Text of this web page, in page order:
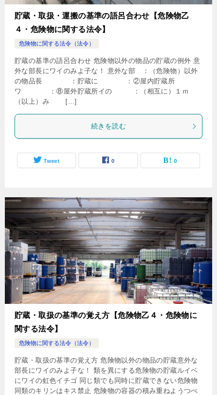
貯蔵・取扱・運搬の基準の語呂合わせ【危険物乙
４・危険物に関する法令】
危険物に関する法令（法令）
貯蔵の基準の語呂合わせ 危険物以外の物品の貯蔵の例外 意
外な部長にワイのみよ子な！ 意外な部 ：（危険物）以外
の物品長 ：貯蔵に ：②屋内貯蔵所
ワ ：⑧屋外貯蔵所イの ：（相互に）１ｍ
（以上）み […]
続きを読む
Tweet 0 0
貯蔵・取扱の基準の覚え方【危険物乙４・危険物に
関する法令】
危険物に関する法令（法令）
貯蔵・取扱の基準の覚え方 危険物以外の物品の貯蔵意外な
部長にワイのみよ子な！ 類を異にする危険物の貯蔵ルイベ
にワイの虹色イチゴ 同じ類でも同時に貯蔵できない危険物
同類のキリンはキス禁止 危険物の容器の積み重ねようつべ